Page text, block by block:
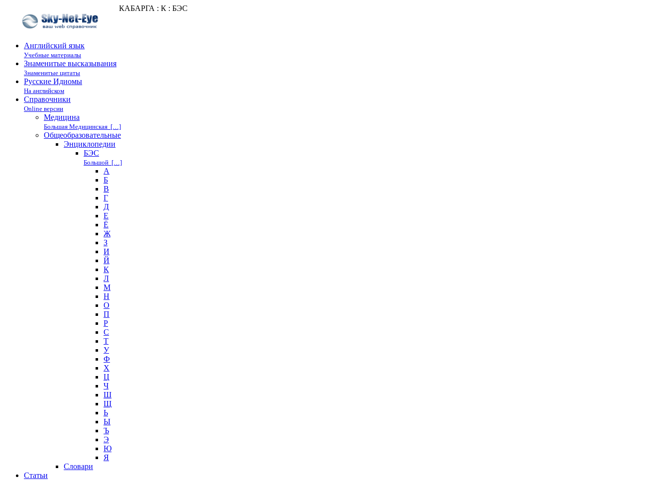
КАБАРГА : К : БЭС
Английский язык
Учебные материалы
Знаменитые высказывания
Знаменитые цитаты
Русские Идиомы
На английском
Справочники
Online версии
Медицина
Большая Медицинская […]
Общеобразовательные
Энциклопедии
БЭС
Большой […]
А
Б
В
Г
Д
Е
Ё
Ж
З
И
Й
К
Л
М
Н
О
П
Р
С
Т
У
Ф
Х
Ц
Ч
Ш
Щ
Ь
Ы
Ъ
Э
Ю
Я
Cловари
Статьи